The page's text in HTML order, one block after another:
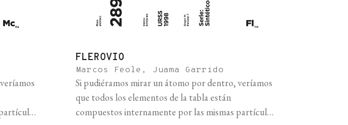
FLEROVIO
Marcos Feole, Juama Garrido
Si pudiéramos mirar un átomo por dentro, veríamos
que todos los elementos de la tabla están
compuestos internamente por las mismas partículas: